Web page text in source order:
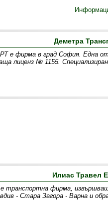
Деметра
фирма в град София. Една от
лиценз № 1155.
Илиас Травел
транспортна фирма,
- Стара Загора - Варна и